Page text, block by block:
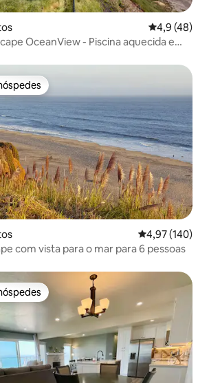
4,9 de uma
4,9 (48)
OceanView - Piscina aquecida e
preferidos dos hóspedes
4,97 de uma
4,97 (140)
com vista para o mar para 6 pessoas
preferidos dos hóspedes